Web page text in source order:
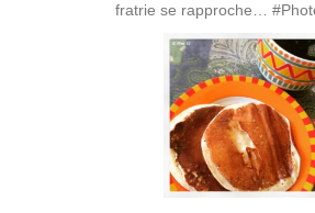
fratrie se rapproche…